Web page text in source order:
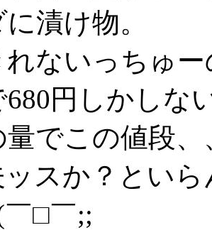
漬け物。
ないっちゅー
680円しかしな
量でこの値段、
ッスか？とい
□￣;;